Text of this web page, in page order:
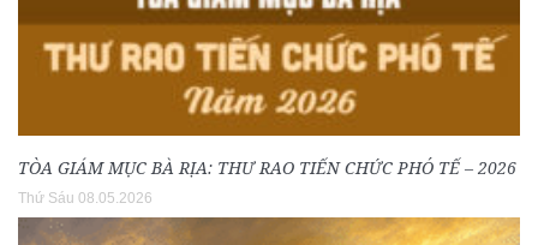
TÒA GIÁM MỤC BÀ RỊA: THƯ RAO TIẾN CHỨC PHÓ TẾ – 2026
Thứ Sáu 08.05.2026